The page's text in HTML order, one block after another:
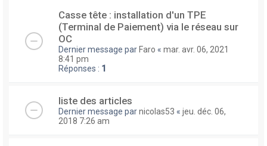
Casse tête : installation d'un TPE
(Terminal de Paiement) via le réseau sur
OC
Dernier message parFaro « mar. avr. 06, 2021
8:41 pm
Réponses : 1
liste des articles
Dernier message parnicolas53 « jeu. déc. 06,
2018 7:26 am